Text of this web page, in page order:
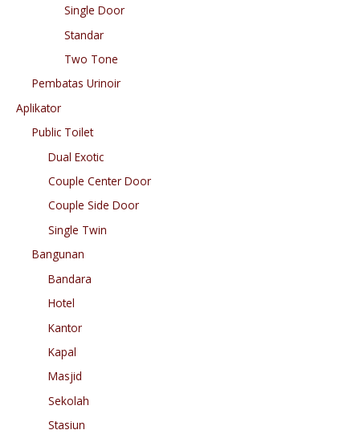
Single Door
Standar
Two Tone
Pembatas Urinoir
Aplikator
Public Toilet
Dual Exotic
Couple Center Door
Couple Side Door
Single Twin
Bangunan
Bandara
Hotel
Kantor
Kapal
Masjid
Sekolah
Stasiun